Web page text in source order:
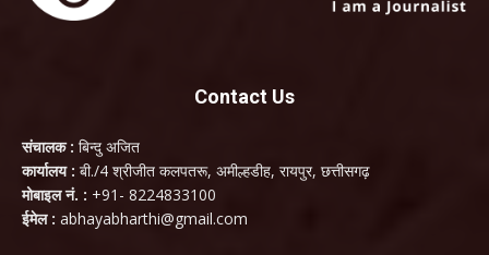
Contact Us
संचालक : बिन्दु अजित
कार्यालय : बी./4 श्रीजीत कलपतरू, अमील्हडीह, रायपुर, छत्तीसगढ़
मोबाइल नं. : +91- 8224833100
ईमेल : abhayabharthi@gmail.com